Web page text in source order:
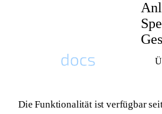
Die Funktionalität ist verfügbar